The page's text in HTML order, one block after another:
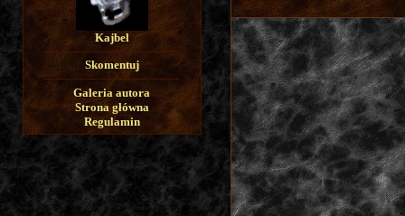
Kajbel
Skomentuj
Galeria autora
Strona główna
Regulamin